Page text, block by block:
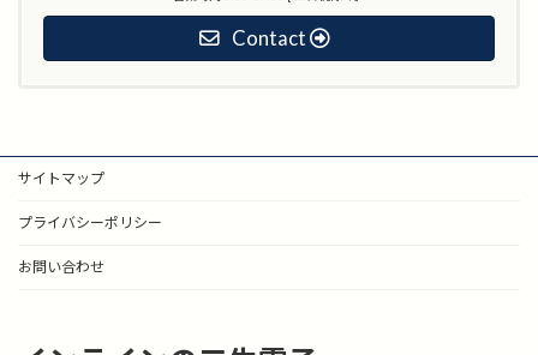
Contact
サイトマップ
プライバシーポリシー
お問い合わせ